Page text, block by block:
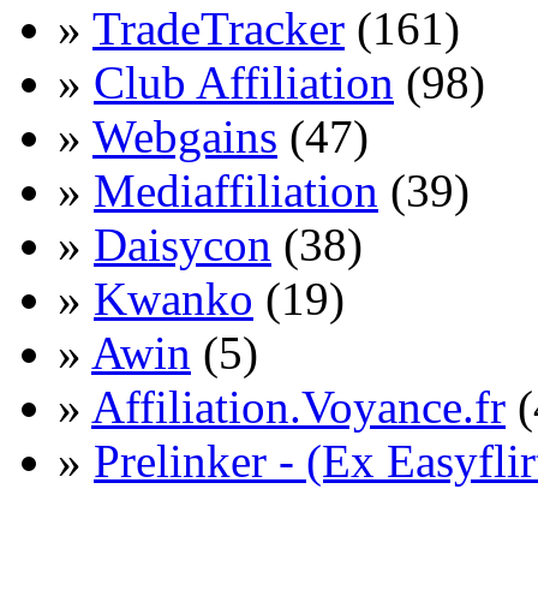
» TradeTracker (161)
» Club Affiliation (98)
» Webgains (47)
» Mediaffiliation (39)
» Daisycon (38)
» Kwanko (19)
» Awin (5)
» Affiliation.Voyance.fr
» Prelinker - (Ex